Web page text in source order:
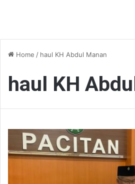
Home / haul KH Abdul Manan
haul KH